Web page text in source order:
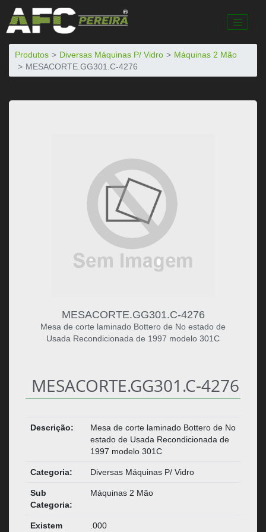
Produtos Diversas Máquinas P/ Vidro
Máquinas 2 Mão
MESACORTE.GG301.C-4276
MESACORTE.GG301.C-4276
Mesa de corte laminado Bottero de No estado de
Usada Recondicionada de 1997 modelo 301C
MESACORTE.GG301.C-4276
Descrição:
Mesa de corte laminado Bottero de No
estado de Usada Recondicionada de
1997 modelo 301C
Categoria: Diversas Máquinas P/ Vidro
Sub
Categoria:
Máquinas 2 Mão
Existem .000